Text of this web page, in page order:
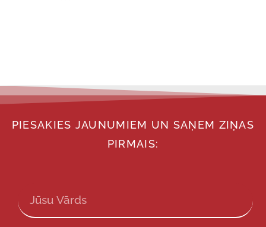
PIESAKIES JAUNUMIEM UN SAŅEM ZIŅAS
PIRMAIS: